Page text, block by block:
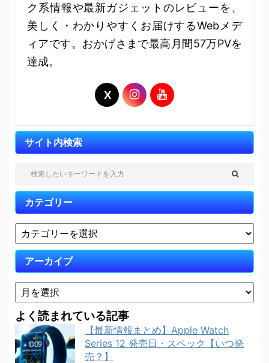
ク系情報や最新ガジェットのレビューを、
美しく・わかりやすくお届けするWebメデ
ィアです。おかげさまで最高月間57万PVを
達成。
サイト内検索
カテゴリー
アーカイブ
よく読まれている記事
【最新情報まとめ】Apple Watch
Series 12 発売日・スペック【いつ発
売？】